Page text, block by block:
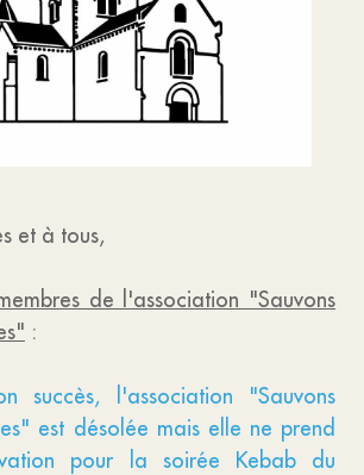
et à tous,
de l'association "Sauvons
:
succès, l'association "Sauvons
est désolée mais elle ne prend
pour la soirée Kebab du